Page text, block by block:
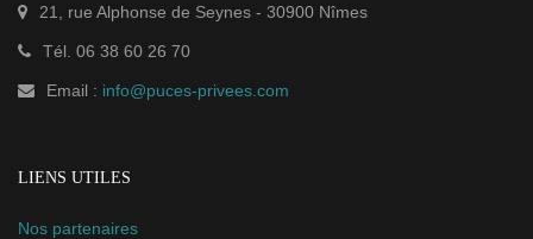
21, rue Alphonse de Seynes - 30900 Nîmes
Tél. 06 38 60 26 70
Email : info@puces-privees.com
LIENS UTILES
Nos partenaires